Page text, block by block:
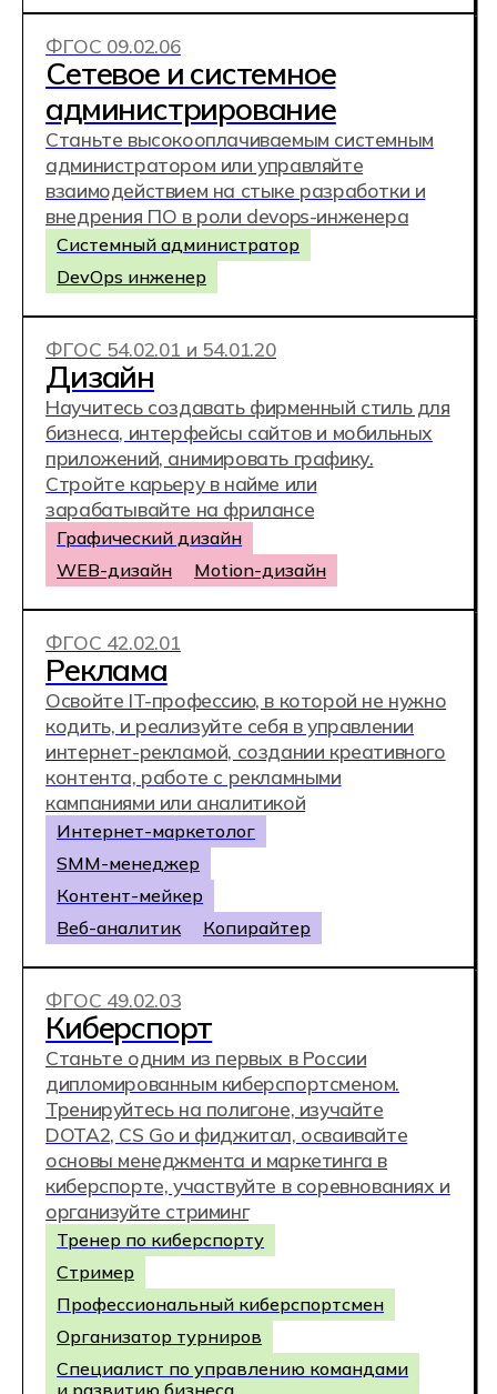
и развитию бизнеса
Фиджитал-спортсмен
ФГОС 09.02.10
Разработка компьютерных
игр, дополненной
и виртуальной реальности
программирования до дизайна в рамках
одного обучения. Самая интересная и
творческая IT-профессия для тех, кто
влюблен в игры
UX/UI дизайнер
3D/Motion-дизайнер
Разработчик компьютерных игр
AR|/VR разработчик
ФГОС 54.01.20
Графический дизайнер
Получите профессию дизайнера
в максимально сжатые сроки. Освойте
графические редакторы и начните карьеру
графического дизайнера уже через 1 год
10 месяцев
Графический дизайнер
Дизайнер полиграфии
Бренд-дизайнер
Бренд-менеджер
ФГОС 09.02.13
Интеграция решений
с применением технологий
искусственного интеллекта
Научитесь работать с нейросетями,
Специалист по работе с ИИ
Промт-инженер
Дата-аналитик
AI-тренер
Аналитик данных
ФГОС 15.02.18
Техническая эксплуатация
и обслуживание
роботизированного
производства (по отраслям)
Программируйте и запускайте
автоматизированные линии для любых
видов производств.
Техник по аддиктивным технологиям